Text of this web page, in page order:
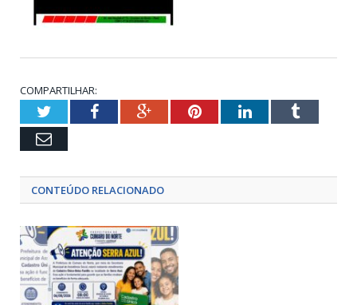
COMPARTILHAR:
TwitterFacebookGoogle+PinterestLinkedInTumblr
Email
CONTEÚDO RELACIONADO